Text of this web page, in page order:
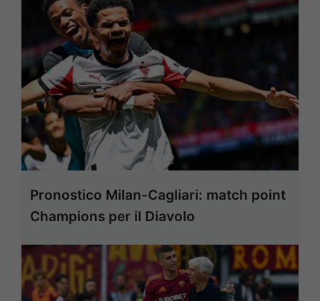
Pronostico Milan-Cagliari: match point
Champions per il Diavolo